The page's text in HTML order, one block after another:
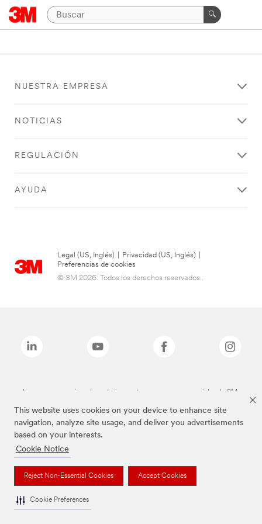
This website uses cookies on your device to enhance site
navigation, analyze site usage, and deliver you advertisements
based on your interests.
Cookie Notice
Reject Non-Essential Cookies Accept Cookies
Cookie Preferences
NUESTRA EMPRESA
NOTICIAS
REGULACIÓN
AYUDA
Legal (US, Inglés) Privacidad (US, Inglés)
Preferencias de cookies
© 3M 2026. Todos los derechos reservados..
Las marcas mencionadas anteriormente son marcas comerciales de 3M.